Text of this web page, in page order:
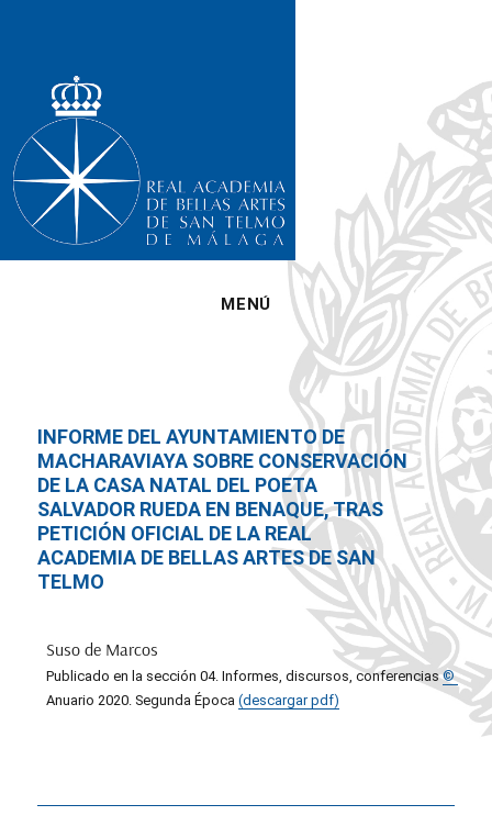
MENÚ
INFORME DEL AYUNTAMIENTO DE
MACHARAVIAYA SOBRE CONSERVACIÓN
DE LA CASA NATAL DEL POETA
SALVADOR RUEDA EN BENAQUE, TRAS
PETICIÓN OFICIAL DE LA REAL
ACADEMIA DE BELLAS ARTES DE SAN
TELMO
Suso de Marcos
Publicado en la sección 04. Informes, discursos, conferencias©
Anuario 2020. Segunda Época(descargar pdf)